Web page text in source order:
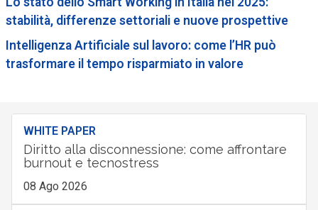
stabilità, differenze settoriali e nuove prospettive
Intelligenza Artificiale sul lavoro: come l’HR può
trasformare il tempo risparmiato in valore
WHITE PAPER
Diritto alla disconnessione: come affrontare
burnout e tecnostress
08 Ago 2026